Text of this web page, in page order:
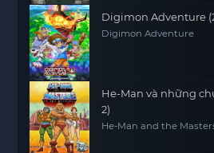
Digimon Adventure
Digimon Adventure
He-Man và những
2)
He-Man and the